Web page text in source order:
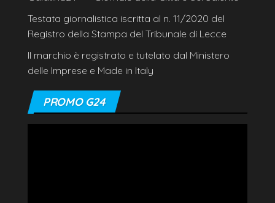
Testata giornalistica iscritta al n. 11/2020 del
Registro della Stampa del Tribunale di Lecce
Il marchio è registrato e tutelato dal Ministero
delle Imprese e Made in Italy
PROMO G24